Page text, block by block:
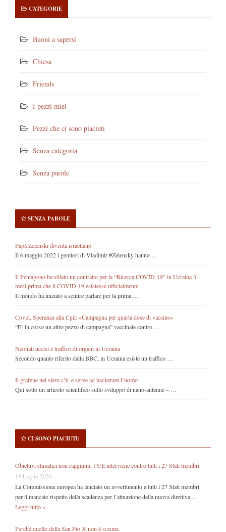
CATEGORIE
Buoni a sapersi
Chiesa
Friends
I pezzi miei
Pezzi che ci sono piaciuti
Senza categoria
Senza parole
SENZA PAROLE
Papà Zelenski diventa israeliano
Il 6 maggio 2022 i genitori di Vladimir #Zelensky hanno …
Il Pentagono ha stilato un contratto per la “Ricerca COVID-19” in Ucraina 3
mesi prima che il COVID-19 esistesse ufficialmente
Il mondo ha iniziato a sentire parlare per la prima …
Covid, Speranza alla Cgil: «Campagna per quarta dose di vaccino»
“E’ in corso un altro pezzo di campagna” vaccinale contro …
Neonati uccisi e traffico di organi in Ucraina
Secondo quanto riferito dalla BBC, in Ucraina esiste un traffico …
Il grafene nel siero c’è, e serve ad hackerare l’uomo
Qui sotto un articolo scientifico sullo sviluppo di nano-antenne – …
CI SONO PIACIUTI:
Obiettivi climatici non raggiunti: l’UE interviene contro tutti i 27 Stati membri.
19 Luglio 2026
La Commissione europea ha lanciato un avvertimento a tutti i 27 Stati membri
per il mancato rispetto della scadenza per l’attuazione della nuova direttiva …
Leggi tutto »
Perché quello della San Pio X non è scisma